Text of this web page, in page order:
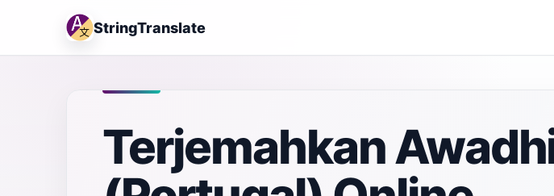
StringTranslate
Terjemahkan